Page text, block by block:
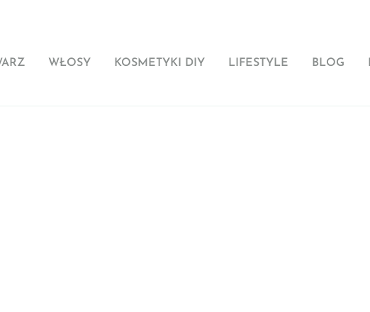
WŁOSY KOSMETYKI DIY LIFESTYLE BLOG